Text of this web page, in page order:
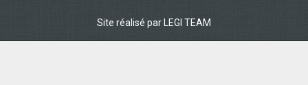
Site réalisé par LEGI TEAM